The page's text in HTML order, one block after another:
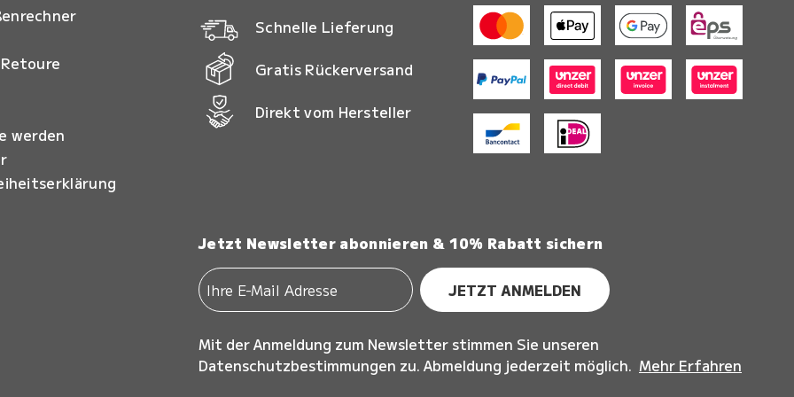
werden
Schnelle Lieferung
Gratis Rückerversand
Direkt vom Hersteller
Jetzt Newsletter abonnieren & 10% Rabatt sichern
JETZT ANMELDEN
Mit der Anmeldung zum Newsletter stimmen Sie unseren
Datenschutzbestimmungen zu. Abmeldung jederzeit möglich. Mehr Erfahren